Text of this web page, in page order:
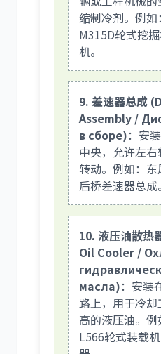
缩制冷剂。例
M315D轮式挖
机。
9. 差速器总成
Assembly /
в сборе)：安
中央，允许左
转动。例如：
后桥差速器总成。
10. 液压油散
Oil Cooler /
масла)：安装
路上，用于冷
高的液压油。
L566轮式装载